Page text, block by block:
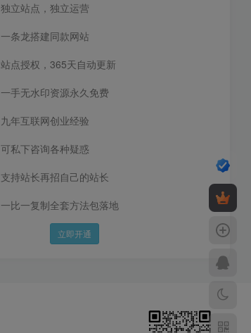
独立站点，独立运营
一条龙搭建同款网站
站点授权，365天自动更新
一手无水印资源永久免费
九年互联网创业经验
可私下咨询各种疑惑
支持站长再招自己的站长
一比一复制全套方法包落地
立即开通